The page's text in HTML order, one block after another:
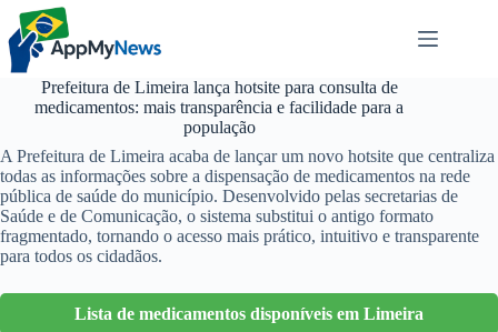
Pular
para
conteúdo
Prefeitura de Limeira lança hotsite para consulta de
medicamentos: mais transparência e facilidade para a
população
A Prefeitura de Limeira acaba de lançar um novo hotsite que centraliza
todas as informações sobre a dispensação de medicamentos na rede
pública de saúde do município. Desenvolvido pelas secretarias de
Saúde e de Comunicação, o sistema substitui o antigo formato
fragmentado, tornando o acesso mais prático, intuitivo e transparente
para todos os cidadãos.
Lista de medicamentos disponíveis em Limeira